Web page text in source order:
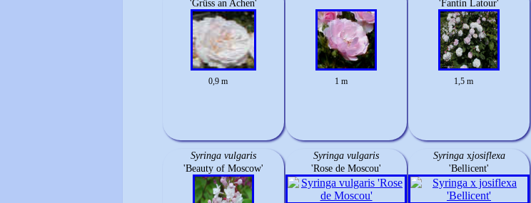
'Grüss an Achen'
0,9 m 1 m
'Fantin Latour'
1,5 m
Syringa vulgaris
'Beauty of Moscow'
Syringa vulgaris
'Rose de Moscou'
Syringa xjosiflexa
'Bellicent'